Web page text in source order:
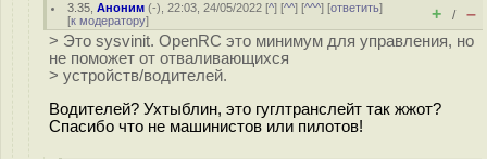
3.35 ,Аноним (-), 22:03, 24/05/2022 [^] [^^] [^^^] [ответить]
[к модератору] + / –
> Это sysvinit. OpenRC это минимум для управления, но
не поможет от отваливающихся
> устройств/водителей.
Водителей? Ухтыблин, это гуглтранслейт так жжот?
Спасибо что не машинистов или пилотов!